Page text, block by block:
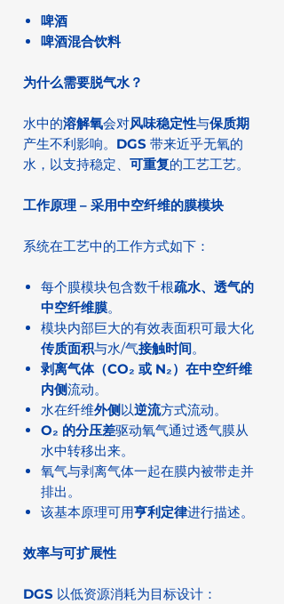
啤酒
啤酒混合饮料
为什么需要脱气水？
水中的溶解氧会对风味稳定性与保质期
产生不利影响。 DGS 带来近乎无氧的
水，以支持稳定、 可重复的工艺工艺。
工作原理 – 采用中空纤维的膜模块
系统在工艺中的工作方式如下：
每个膜模块包含数千根疏水、透气的
中空纤维膜。
模块内部巨大的有效表面积可最大化
传质面积与水/气接触时间。
剥离气体（CO₂ 或 N₂）在中空纤维
内侧流动。
水在纤维外侧以逆流方式流动。
O₂ 的分压差驱动氧气通过透气膜从
水中转移出来。
氧气与剥离气体一起在膜内被带走并
排出。
该基本原理可用亨利定律进行描述。
效率与可扩展性
DGS 以低资源消耗为目标设计：